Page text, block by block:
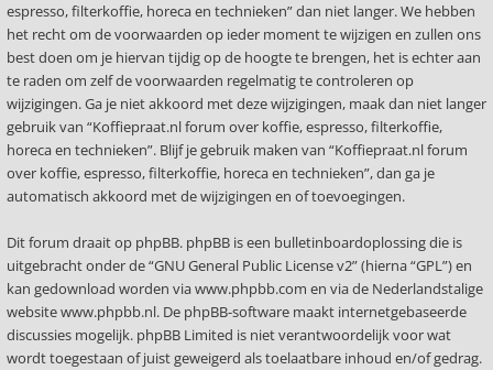
espresso, filterkoffie, horeca en technieken” dan niet langer. We hebben
het recht om de voorwaarden op ieder moment te wijzigen en zullen ons
best doen om je hiervan tijdig op de hoogte te brengen, het is echter aan
te raden om zelf de voorwaarden regelmatig te controleren op
wijzigingen. Ga je niet akkoord met deze wijzigingen, maak dan niet langer
gebruik van “Koffiepraat.nl forum over koffie, espresso, filterkoffie,
horeca en technieken”. Blijf je gebruik maken van “Koffiepraat.nl forum
over koffie, espresso, filterkoffie, horeca en technieken”, dan ga je
automatisch akkoord met de wijzigingen en of toevoegingen.
Dit forum draait op phpBB. phpBB is een bulletinboardoplossing die is
uitgebracht onder de “GNU General Public License v2” (hierna “GPL”) en
kan gedownload worden viawww.phpbb.com en via de Nederlandstalige
websitewww.phpbb.nl. De phpBB-software maakt internetgebaseerde
discussies mogelijk. phpBB Limited is niet verantwoordelijk voor wat
wordt toegestaan of juist geweigerd als toelaatbare inhoud en/of gedrag.